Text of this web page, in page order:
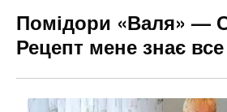
Помідори «Валя» —
Рецепт мене знає